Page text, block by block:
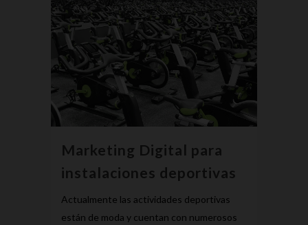
Marketing Digital para
instalaciones deportivas
Actualmente las actividades deportivas
están de moda y cuentan con numerosos